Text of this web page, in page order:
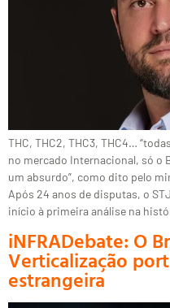
THC, THC2, THC3, THC4…
no mercado Internacional, só o
um absurdo”, como dito pelo
Após 24 anos de disputas, o
início à primeira análise na
iNFRADebate: O
Verticalização
estrangeira